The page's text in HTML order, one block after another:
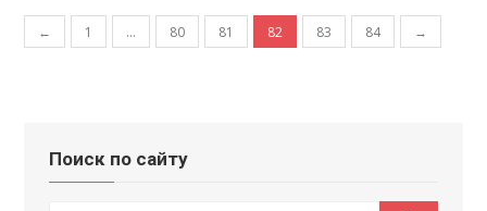
Пагинация
записей
← 1 … 80 81 82 83 84 →
Поиск по сайту